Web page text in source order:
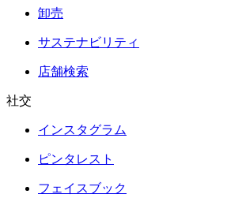
卸売
サステナビリティ
店舗検索
社交
インスタグラム
ピンタレスト
フェイスブック